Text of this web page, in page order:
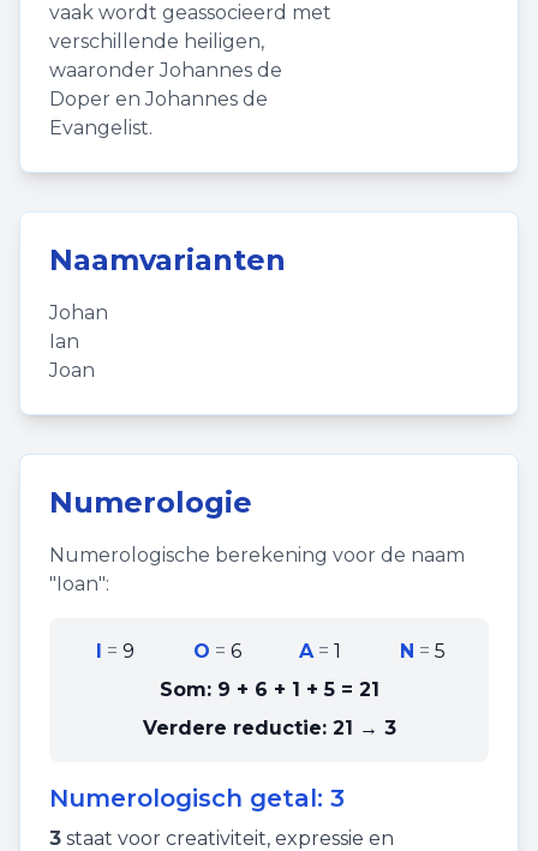
vaak wordt geassocieerd met
verschillende heiligen,
waaronder Johannes de
Doper en Johannes de
Evangelist.
Naamvarianten
Johan
Ian
Joan
Numerologie
Numerologische berekening voor de naam
"Ioan":
I = 9 O =6 A=1 N =5
Som: 9 + 6 + 1 + 5= 21
Verdere reductie: 21 → 3
Numerologisch getal: 3
3 staat voor creativiteit, expressie en